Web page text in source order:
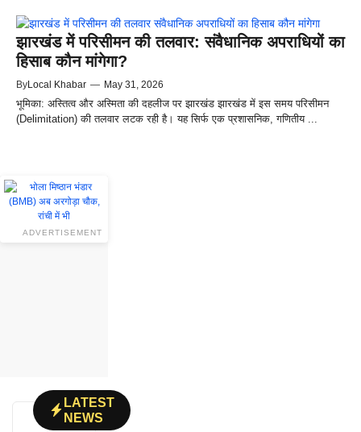
झारखंड में परिसीमन की तलवार: संवैधानिक अपराधियों का
हिसाब कौन मांगेगा?
ByLocal Khabar — May 31, 2026
भूमिका: अस्तित्व और अस्मिता की दहलीज पर झारखंड झारखंड में इस समय परिसीमन
(Delimitation) की तलवार लटक रही है। यह सिर्फ एक प्रशासनिक, गणितीय ...
ADVERTISEMENT
LATEST
NEWS